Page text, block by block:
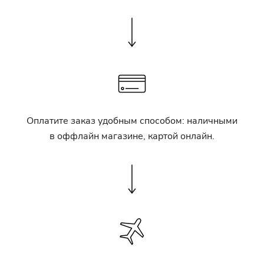
Оплатите заказ удобным способом: наличными
в оффлайн магазине, картой онлайн.